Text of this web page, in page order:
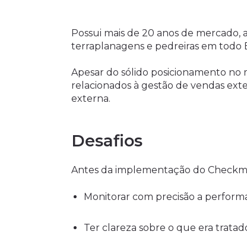
Possui mais de 20 anos de
terraplanagens e pedreiras em todo
Apesar do sólido posicionamento
relacionados à gestão de vendas
externa.
Desafios
Antes da implementação do
Monitorar com precisão a
Ter clareza sobre o que era